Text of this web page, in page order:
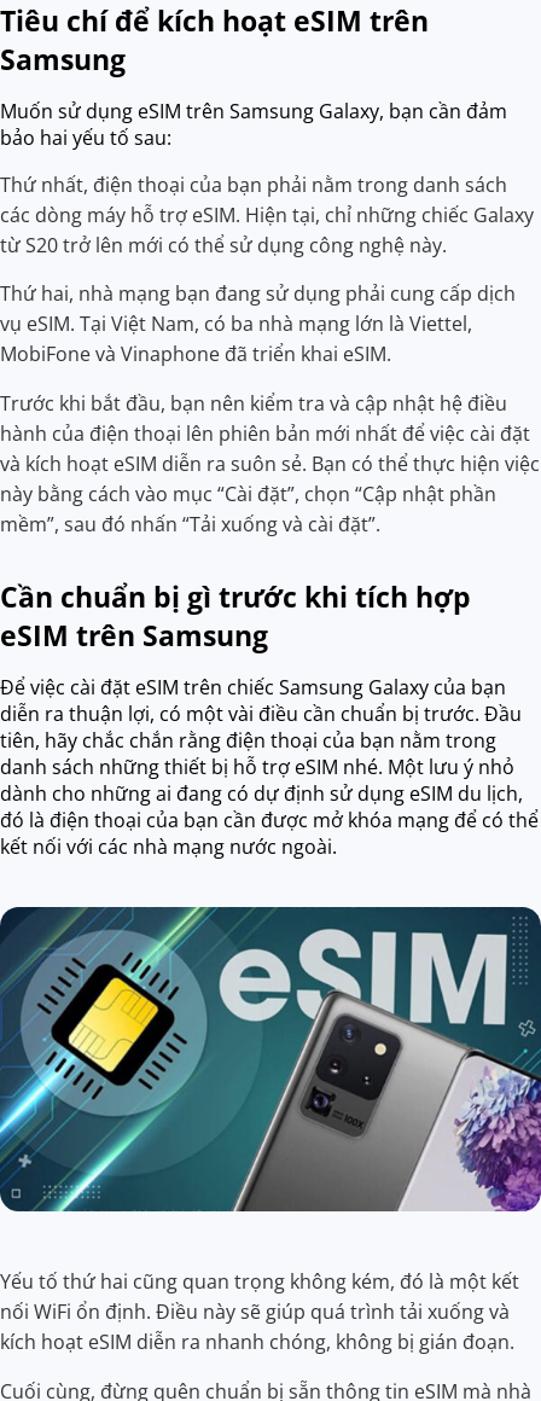
Tiêu chí để kích hoạt eSIM trên
Samsung
Muốn sử dụng eSIM trên Samsung Galaxy, bạn cần đảm
bảo hai yếu tố sau:
Thứ nhất, điện thoại của bạn phải nằm trong danh sách
các dòng máy hỗ trợ eSIM. Hiện tại, chỉ những chiếc Galaxy
từ S20 trở lên mới có thể sử dụng công nghệ này.
Thứ hai, nhà mạng bạn đang sử dụng phải cung cấp dịch
vụ eSIM. Tại Việt Nam, có ba nhà mạng lớn là Viettel,
MobiFone và Vinaphone đã triển khai eSIM.
Trước khi bắt đầu, bạn nên kiểm tra và cập nhật hệ điều
hành của điện thoại lên phiên bản mới nhất để việc cài đặt
và kích hoạt eSIM diễn ra suôn sẻ. Bạn có thể thực hiện việc
này bằng cách vào mục “Cài đặt”, chọn “Cập nhật phần
mềm”, sau đó nhấn “Tải xuống và cài đặt”.
Cần chuẩn bị gì trước khi tích hợp
eSIM trên Samsung
Để việc cài đặt eSIM trên chiếc Samsung Galaxy của bạn
diễn ra thuận lợi, có một vài điều cần chuẩn bị trước. Đầu
tiên, hãy chắc chắn rằng điện thoại của bạn nằm trong
danh sách những thiết bị hỗ trợ eSIM nhé. Một lưu ý nhỏ
dành cho những ai đang có dự định sử dụng eSIM du lịch,
đó là điện thoại của bạn cần được mở khóa mạng để có thể
kết nối với các nhà mạng nước ngoài.
Yếu tố thứ hai cũng quan trọng không kém, đó là một kết
nối WiFi ổn định. Điều này sẽ giúp quá trình tải xuống và
kích hoạt eSIM diễn ra nhanh chóng, không bị gián đoạn.
Cuối cùng, đừng quên chuẩn bị sẵn thông tin eSIM mà nhà